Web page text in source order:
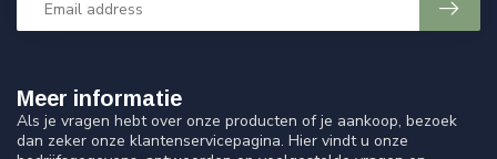
Meer informatie
Als je vragen hebt over onze producten of je aankoop, bezoek
dan zeker onze klantenservicepagina. Hier vindt u onze